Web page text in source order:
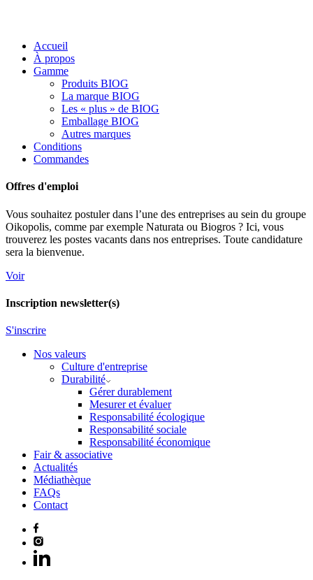
Accueil
À propos
Gamme
Produits BIOG
La marque BIOG
Les « plus » de BIOG
Emballage BIOG
Autres marques
Conditions
Commandes
Offres d'emploi
Vous souhaitez postuler dans l’une des entreprises au sein du groupe
Oikopolis, comme par exemple Naturata ou Biogros ? Ici, vous
trouverez les postes vacants dans nos entreprises. Toute candidature
sera la bienvenue.
Voir
Inscription newsletter(s)
S'inscrire
Nos valeurs
Culture d'entreprise
Durabilité
Gérer durablement
Mesurer et évaluer
Responsabilité écologique
Responsabilité sociale
Responsabilité économique
Fair & associative
Actualités
Médiathèque
FAQs
Contact